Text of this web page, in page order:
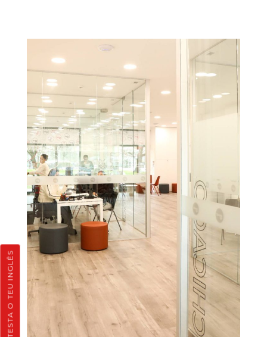
TESTA O TEU INGLÊS